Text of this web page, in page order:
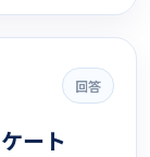
回答
ート